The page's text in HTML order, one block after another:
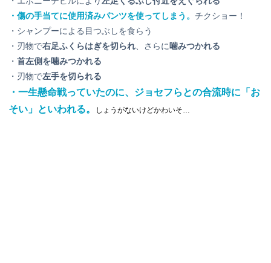
・傷の手当てに使用済みパンツを使ってしまう。 チクショー！
・シャンプーによる目つぶしを食らう
・刃物で右足ふくらはぎを切られ、さらに噛みつかれる
・ 首左側を噛みつかれる
・刃物で左手を切られる
・一生懸命戦っていたのに、ジョセフらとの合流時に「お
そい」といわれる。
しょうがないけどかわいそ…